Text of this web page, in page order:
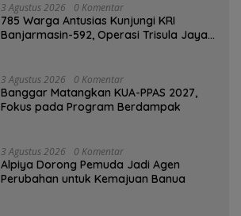
3 Agustus 2026 0 Komentar
785 Warga Antusias Kunjungi KRI
Banjarmasin-592, Operasi Trisula Jaya
3 Agustus 2026 0 Komentar
‎Banggar Matangkan KUA-PPAS 2027,
Fokus pada Program Berdampak
3 Agustus 2026 0 Komentar
‎Alpiya Dorong Pemuda Jadi Agen
Perubahan untuk Kemajuan Banua ‎